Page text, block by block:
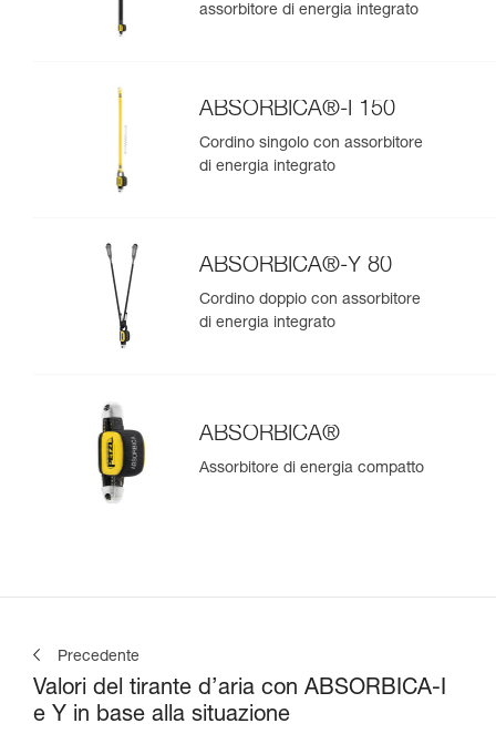
assorbitore di energia integrato
ABSORBICA®-I 150
Cordino singolo con assorbitore
di energia integrato
ABSORBICA®-Y 80
Cordino doppio con assorbitore
di energia integrato
ABSORBICA®
Assorbitore di energia compatto
Precedente
Valori del tirante d’aria con ABSORBICA-I
e Y in base alla situazione